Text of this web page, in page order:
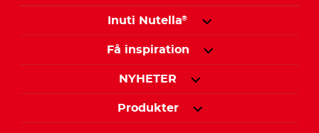
Inuti Nutella®
Få inspiration
NYHETER
Produkter